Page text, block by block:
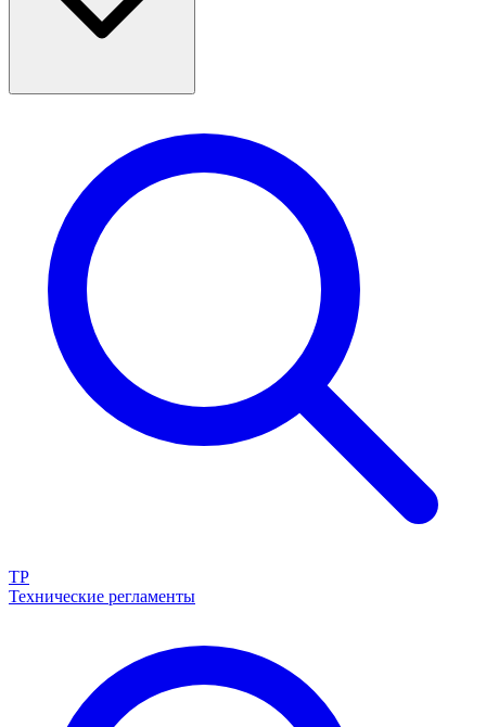
ТР
Технические регламенты